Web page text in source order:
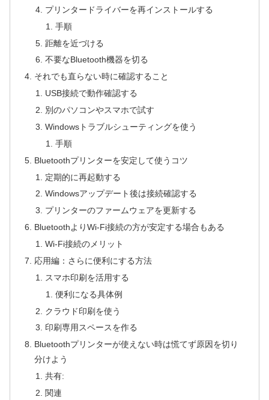
プリンタードライバーを再インストールする
手順
距離を近づける
不要なBluetooth機器を切る
それでも直らない時に確認すること
USB接続で動作確認する
別のパソコンやスマホで試す
Windowsトラブルシューティングを使う
手順
Bluetoothプリンターを安定して使うコツ
定期的に再起動する
Windowsアップデート後は接続確認する
プリンターのファームウェアを更新する
BluetoothよりWi-Fi接続の方が安定する場合もある
Wi-Fi接続のメリット
応用編：さらに便利にする方法
スマホ印刷を活用する
便利になる具体例
クラウド印刷を使う
印刷専用スペースを作る
Bluetoothプリンターが使えない時は慌てず原因を切り
分けよう
共有:
関連